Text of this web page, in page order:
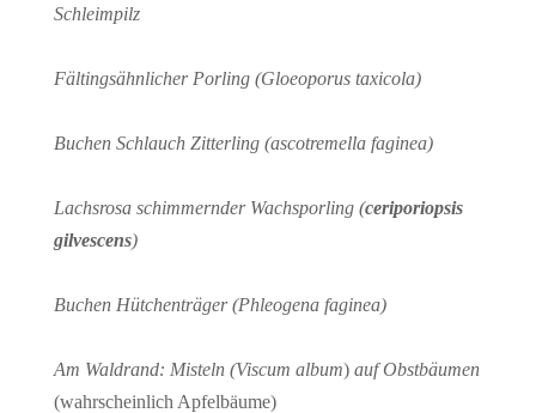
Schleimpilz
Fältingsähnlicher Porling (Gloeoporus taxicola)
Buchen Schlauch Zitterling (ascotremella faginea)
Lachsrosa schimmernder Wachsporling (ceriporiopsis
gilvescens)
Buchen Hütchenträger (Phleogena faginea)
Am Waldrand: Misteln (Viscum album) auf Obstbäumen
(wahrscheinlich Apfelbäume)